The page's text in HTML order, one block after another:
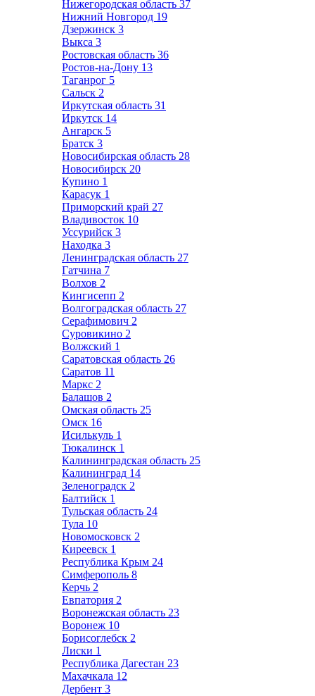
Нижегородская область 37
Нижний Новгород 19
Дзержинск 3
Выкса 3
Ростовская область 36
Ростов-на-Дону 13
Таганрог 5
Сальск 2
Иркутская область 31
Иркутск 14
Ангарск 5
Братск 3
Новосибирская область 28
Новосибирск 20
Купино 1
Карасук 1
Приморский край 27
Владивосток 10
Уссурийск 3
Находка 3
Ленинградская область 27
Гатчина 7
Волхов 2
Кингисепп 2
Волгоградская область 27
Серафимович 2
Суровикино 2
Волжский 1
Саратовская область 26
Саратов 11
Маркс 2
Балашов 2
Омская область 25
Омск 16
Исилькуль 1
Тюкалинск 1
Калининградская область 25
Калининград 14
Зеленоградск 2
Балтийск 1
Тульская область 24
Тула 10
Новомосковск 2
Киреевск 1
Республика Крым 24
Симферополь 8
Керчь 2
Евпатория 2
Воронежская область 23
Воронеж 10
Борисоглебск 2
Лиски 1
Республика Дагестан 23
Махачкала 12
Дербент 3